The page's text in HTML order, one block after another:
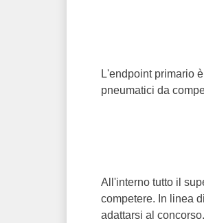
L'endpoint primario
pneumatici da
All'interno tutto il
competere. In linea
adattarsi al concorso.